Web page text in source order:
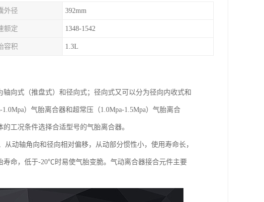
外径 392mm
额定 1348-1542
容积 1.3L
向式（推盘式）和径向式；径向式又可以分为径向内收式和
）气胎离合器和超常压（1.0Mpa-1.5Mpa）气胎离合
工况条件选择合适型号的气胎离合器。
动轴角向和径向相对偏移，从动部分惯性小，使用寿命长，
命，低于-20℃时易使气胎变脆。气动离合器接合元件主要